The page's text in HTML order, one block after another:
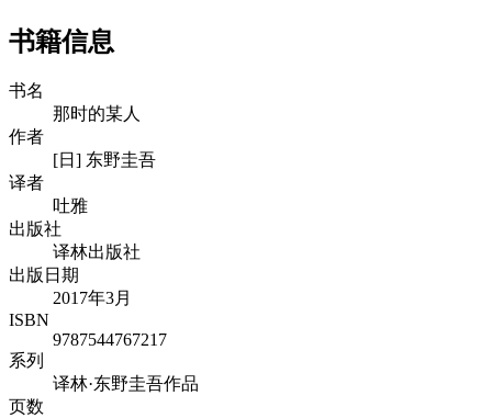
书籍信息
书名
那时的某人
作者
[日] 东野圭吾
译者
吐雅
出版社
译林出版社
出版日期
2017年3月
ISBN
9787544767217
系列
译林·东野圭吾作品
页数